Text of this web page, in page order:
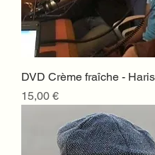
DVD Crème fraîche -
Prix
15,00 €